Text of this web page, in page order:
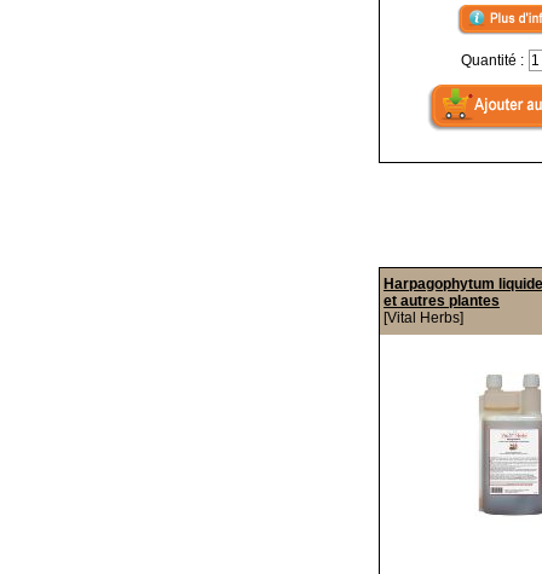
Quantité :
Harpagophytum liquide
et autres plantes
[Vital Herbs]